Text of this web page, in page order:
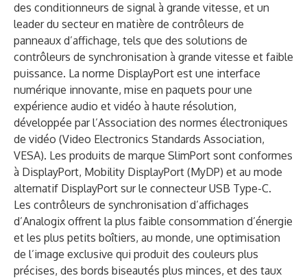
des conditionneurs de signal à grande vitesse, et un
leader du secteur en matière de contrôleurs de
panneaux d’affichage, tels que des solutions de
contrôleurs de synchronisation à grande vitesse et faible
puissance. La norme DisplayPort est une interface
numérique innovante, mise en paquets pour une
expérience audio et vidéo à haute résolution,
développée par l’Association des normes électroniques
de vidéo (Video Electronics Standards Association,
VESA). Les produits de marque SlimPort sont conformes
à DisplayPort, Mobility DisplayPort (MyDP) et au mode
alternatif DisplayPort sur le connecteur USB Type-C.
Les contrôleurs de synchronisation d’affichages
d’Analogix offrent la plus faible consommation d’énergie
et les plus petits boîtiers, au monde, une optimisation
de l’image exclusive qui produit des couleurs plus
précises, des bords biseautés plus minces, et des taux